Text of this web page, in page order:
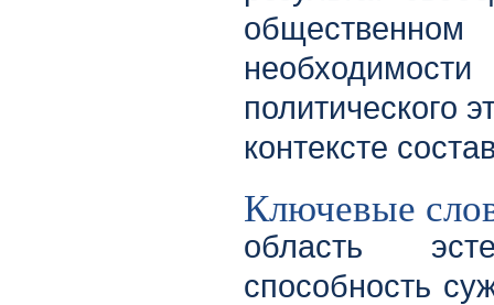
политического
контексте
Ключевые
область
способность